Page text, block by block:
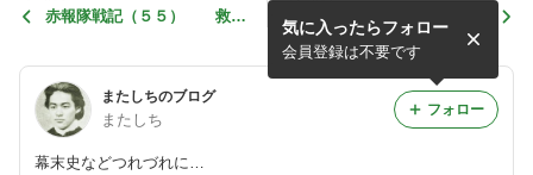
赤報隊戦記（５５） 救わ
赤報隊戦記（５３） 偽官軍
またしちのブログ
またしち
幕末史などつれづれに…
気に入ったらフォロー
会員登録は不要です
フォロー